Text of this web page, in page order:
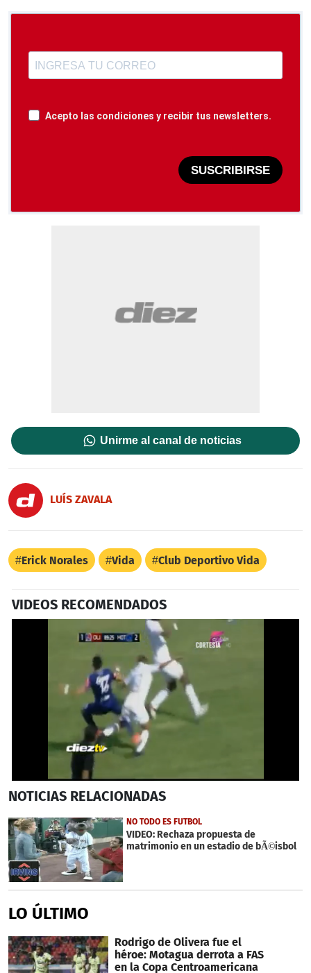
Acepto las condiciones y recibir tus newsletters.
SUSCRIBIRSE
Unirme al canal de noticias
LUÍS ZAVALA
Erick Norales Vida Club Deportivo Vida
VIDEOS RECOMENDADOS
seconds
27
seconds
NOTICIAS RELACIONADAS
NO TODO ES FUTBOL
VIDEO: Rechaza propuesta de
matrimonio en un estadio de bÃ©isbol
LO ÚLTIMO
Rodrigo de Olivera fue el
héroe: Motagua derrota a FAS
en la Copa Centroamericana